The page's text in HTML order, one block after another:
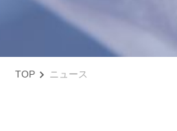
TOP ニュース